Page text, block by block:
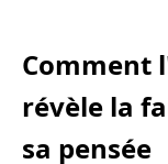
Comment
révèle la
sa pensée